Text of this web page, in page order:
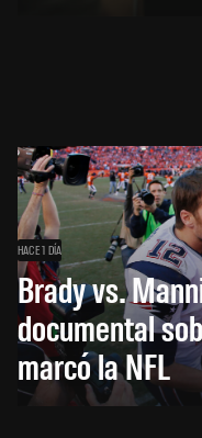
HACE 1 DÍA
Brady vs.
documental
marcó la NFL